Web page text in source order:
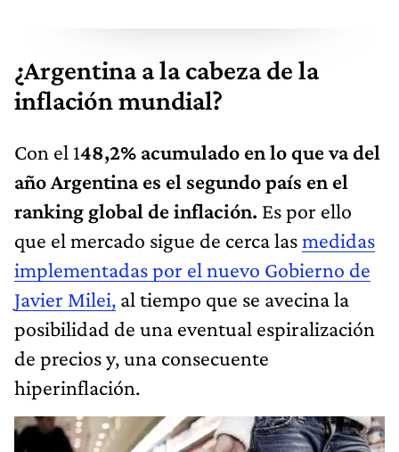
¿Argentina a la cabeza de la
inflación mundial?
Con el 148,2% acumulado en lo que va del
año Argentina es el segundo país en el
ranking global de inflación. Es por ello
que el mercado sigue de cerca lasmedidas
implementadas por el nuevo Gobierno de
Javier Milei, al tiempo que se avecina la
posibilidad de una eventual espiralización
de precios y, una consecuente
hiperinflación.